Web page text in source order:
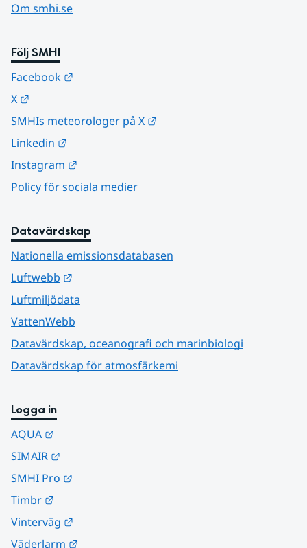
Om smhi.se
Följ SMHI
Facebook
X
SMHIs meteorologer på X
Linkedin
Instagram
Policy för sociala medier
Datavärdskap
Nationella emissionsdatabasen
Luftwebb
Luftmiljödata
VattenWebb
Datavärdskap, oceanografi och marinbiologi
Datavärdskap för atmosfärkemi
Logga in
AQUA
SIMAIR
SMHI Pro
Timbr
Vinterväg
Väderlarm